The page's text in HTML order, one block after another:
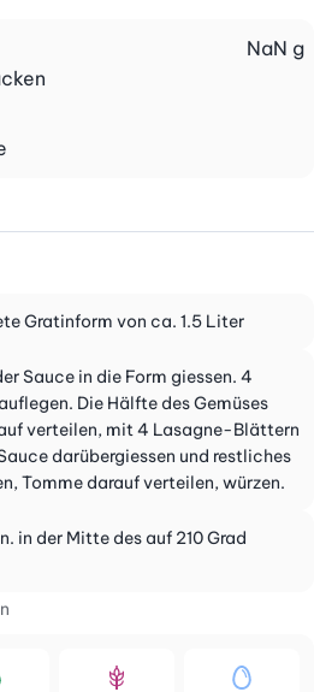
NaN g
Gratinform von ca. 1.5 Liter
Sauce in die Form giessen. 4
Die Hälfte des Gemüses
verteilen, mit 4 Lasagne-Blättern
darübergiessen und restliches
Tomme darauf verteilen, würzen.
in der Mitte des auf 210 Grad